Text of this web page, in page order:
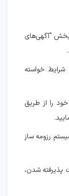
بخش "آگهی‌های
خواسته
را از طریق
رزومه ساز
پذیرفته شدن،